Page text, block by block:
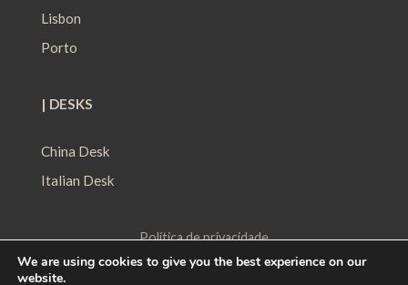
Lisbon
Porto
| DESKS
China Desk
Italian Desk
Política de privacidade
Política de Proteção de Dados
We are using cookies to give you the best experience on our
website.